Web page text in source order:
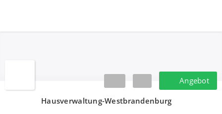
Angebot
Hausverwaltung-Westbrandenburg